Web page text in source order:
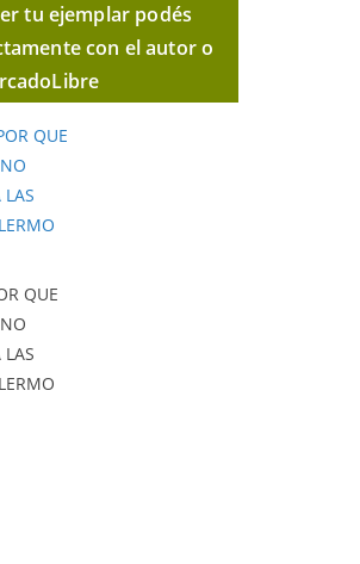
tu ejemplar podés
con el autor o
QUE